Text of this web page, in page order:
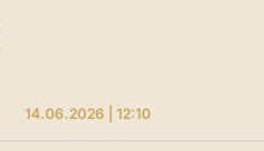
14.06.2026 | 12:10